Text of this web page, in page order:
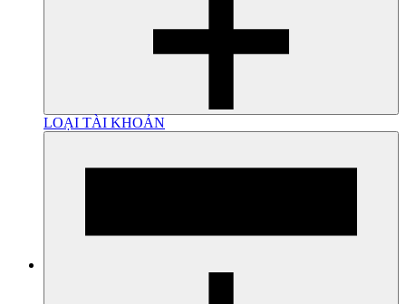
LOẠI TÀI KHOẢN